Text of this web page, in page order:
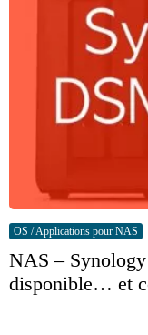
OS / Applications pour NAS
NAS –
disponible… et